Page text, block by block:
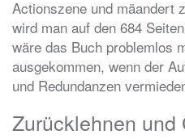
Actionszene und mäandert
wird man auf den 684
wäre das Buch problemlos
ausgekommen, wenn der
und Redundanzen
Zurücklehnen und